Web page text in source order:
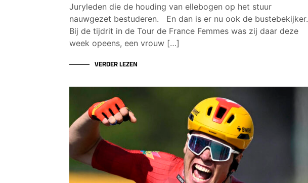
Juryleden die de houding van ellebogen op het stuur
nauwgezet bestuderen. En dan is er nu ook de bustebekijker.
Bij de tijdrit in de Tour de France Femmes was zij daar deze
week opeens, een vrouw […]
VERDER LEZEN